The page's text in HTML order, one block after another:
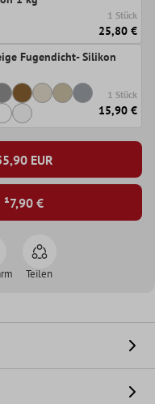
1 Stück
25,80 €
Fugendicht- Silikon
1 Stück
15,90 €
EUR
7,90 €
Teilen